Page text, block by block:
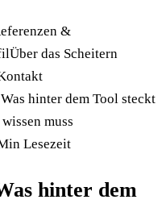
&
Über das Scheitern
hinter dem Tool steckt
muss
Lesezeit
hinter dem